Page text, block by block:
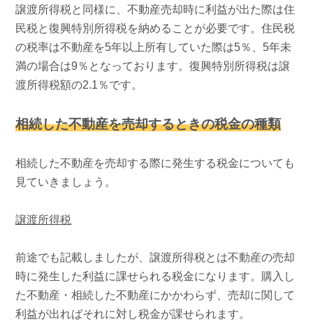
譲渡所得税と同様に、不動産売却時に利益が出た際は住
民税と復興特別所得税を納めることが必要です。住民税
の税率は不動産を5年以上所有していた際は5％、 5年未
満の場合は9 ％となっております。復興特別所得税は譲
渡所得税額の2.1 ％です。
相続した不動産を売却するときの税金の種類
相続した不動産を売却する際に発生する税金についても
見ていきましょう。
譲渡所得税
前途でも記載しましたが、譲渡所得税とは不動産の売却
時に発生した利益に課せられる税金になります。購入し
た不動産・相続した不動産にかかわらず、売却に関して
利益が出ればそれに対し税金が課せられます。